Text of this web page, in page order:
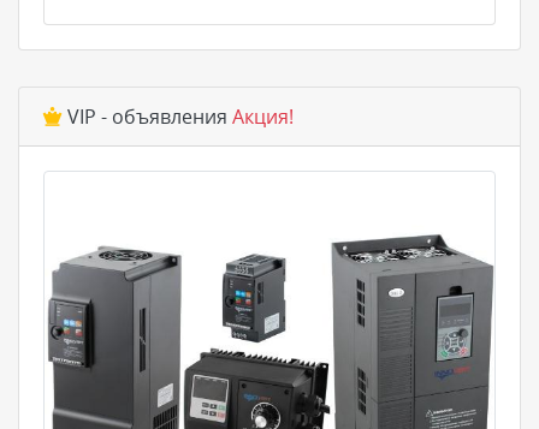
VIP - объявления Акция!